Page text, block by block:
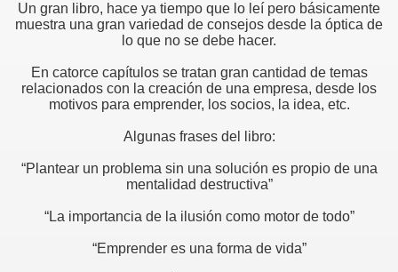
Un gran libro, hace ya tiempo que lo leí pero básicamente
muestra una gran variedad de consejos desde la óptica de
lo que no se debe hacer.
En catorce capítulos se tratan gran cantidad de temas
relacionados con la creación de una empresa, desde los
motivos para emprender, los socios, la idea, etc.
Algunas frases del libro:
“Plantear un problema sin una solución es propio de una
mentalidad destructiva”
“La importancia de la ilusión como motor de todo”
“Emprender es una forma de vida”